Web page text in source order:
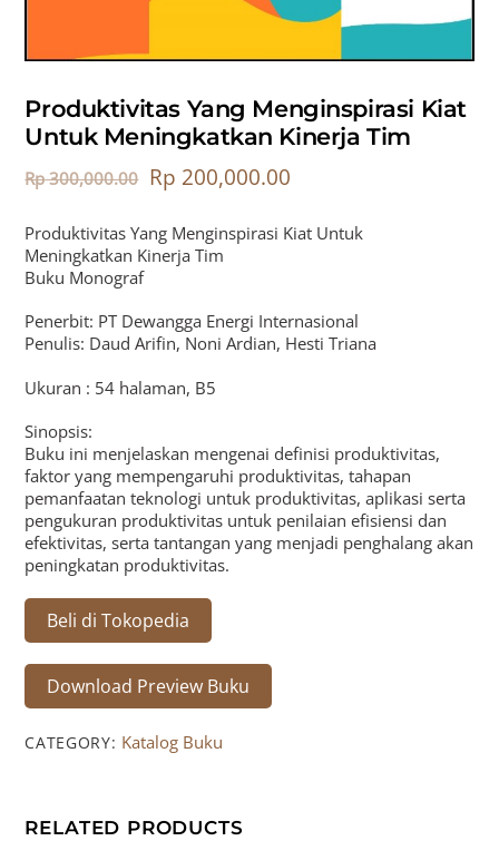
Produktivitas Yang Menginspirasi Kiat
Untuk Meningkatkan Kinerja Tim
Rp300,000.00 Rp 200,000.00
Produktivitas Yang Menginspirasi Kiat Untuk
Meningkatkan Kinerja Tim
Buku Monograf
Penerbit: PT Dewangga Energi Internasional
Penulis: Daud Arifin, Noni Ardian, Hesti Triana
Ukuran : 54 halaman, B5
Sinopsis:
Buku ini menjelaskan mengenai definisi produktivitas,
faktor yang mempengaruhi produktivitas, tahapan
pemanfaatan teknologi untuk produktivitas, aplikasi serta
pengukuran produktivitas untuk penilaian efisiensi dan
efektivitas, serta tantangan yang menjadi penghalang akan
peningkatan produktivitas.
Beli di Tokopedia
Download Preview Buku
CATEGORY: Katalog Buku
RELATED PRODUCTS